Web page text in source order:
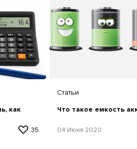
как
35
Статьи
Что такое емкость
04 Июня 2020